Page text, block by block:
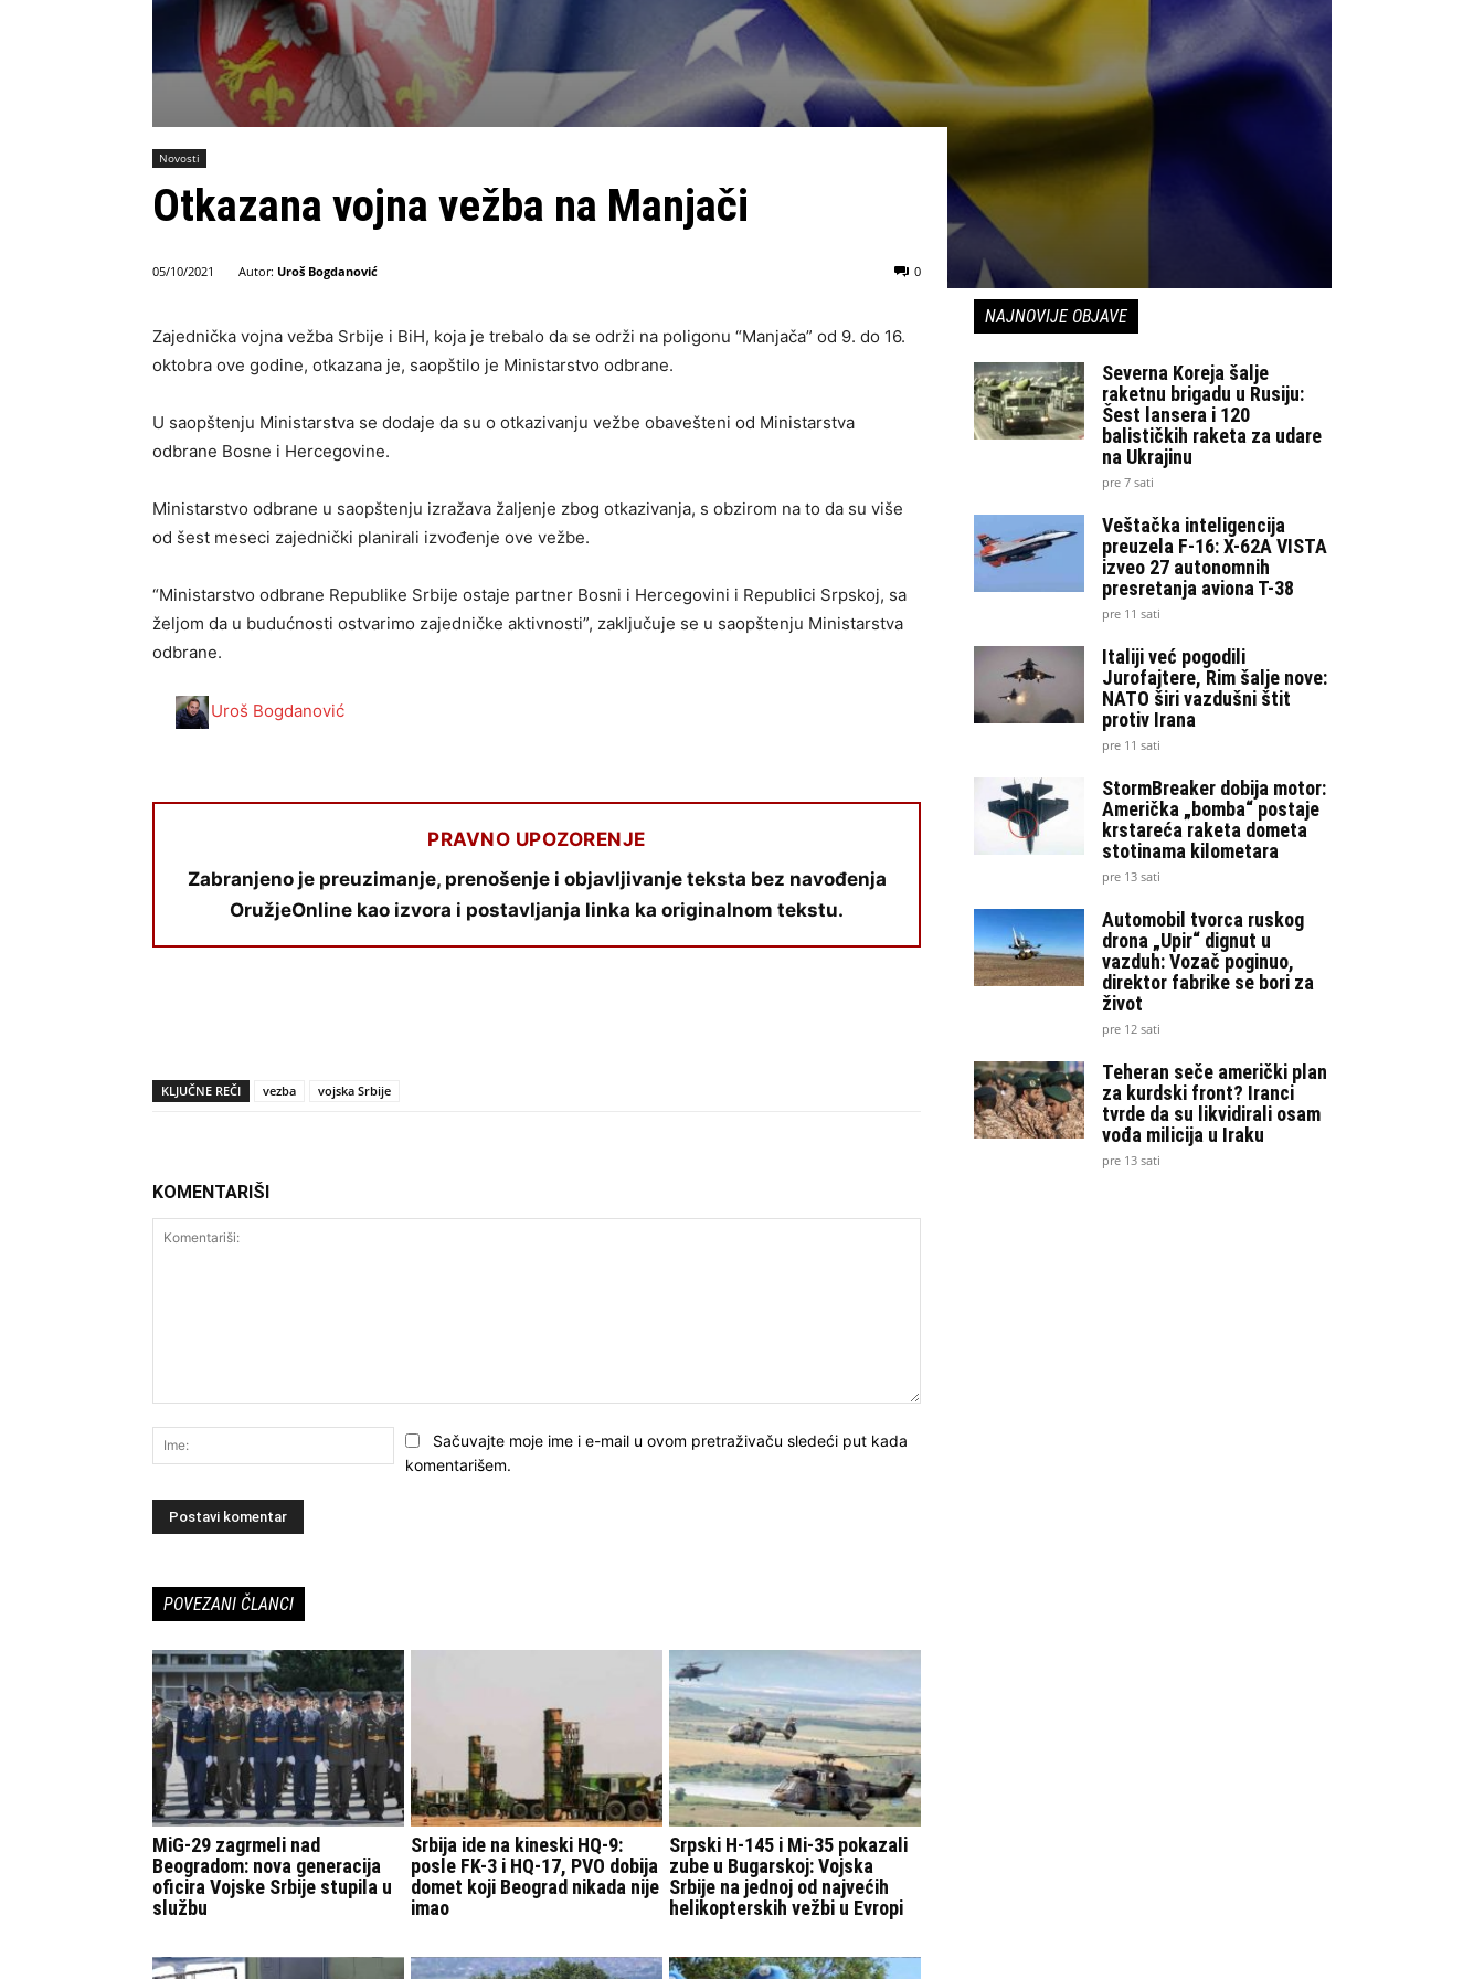
Novosti
Otkazana vojna vežba na Manjači
05/10/2021 Autor: Uroš Bogdanović 0
Zajednička vojna vežba Srbije i BiH, koja je trebalo da se održi na poligonu “Manjača” od 9. do 16.
oktobra ove godine, otkazana je, saopštilo je Ministarstvo odbrane.
U saopštenju Ministarstva se dodaje da su o otkazivanju vežbe obavešteni od Ministarstva
odbrane Bosne i Hercegovine.
Ministarstvo odbrane u saopštenju izražava žaljenje zbog otkazivanja, s obzirom na to da su više
od šest meseci zajednički planirali izvođenje ove vežbe.
“Ministarstvo odbrane Republike Srbije ostaje partner Bosni i Hercegovini i Republici Srpskoj, sa
željom da u budućnosti ostvarimo zajedničke aktivnosti”, zaključuje se u saopštenju Ministarstva
odbrane.
Uroš Bogdanović
PRAVNO UPOZORENJE
Zabranjeno je preuzimanje, prenošenje i objavljivanje teksta bez navođenja
OružjeOnline kao izvora i postavljanja linka ka originalnom tekstu.
KLJUČNE REČI vezba vojska Srbije
KOMENTARIŠI
Ime:
Sačuvajte moje ime i e-mail u ovom pretraživaču sledeći put kada
komentarišem.
POVEZANI ČLANCI
MiG-29 zagrmeli nad
Beogradom: nova generacija
oficira Vojske Srbije stupila u
službu
Srbija ide na kineski HQ-9:
posle FK-3 i HQ-17, PVO dobija
domet koji Beograd nikada nije
imao
Srpski H-145 i Mi-35 pokazali
zube u Bugarskoj: Vojska
Srbije na jednoj od najvećih
helikopterskih vežbi u Evropi
NAJNOVIJE OBJAVE
Severna Koreja šalje
raketnu brigadu u Rusiju:
Šest lansera i 120
balističkih raketa za udare
na Ukrajinu
pre 7 sati
Veštačka inteligencija
preuzela F-16: X-62A VISTA
izveo 27 autonomnih
presretanja aviona T-38
pre 11 sati
Italiji već pogodili
Jurofajtere, Rim šalje nove:
NATO širi vazdušni štit
protiv Irana
pre 11 sati
StormBreaker dobija motor:
Američka „bomba“ postaje
krstareća raketa dometa
stotinama kilometara
pre 13 sati
Automobil tvorca ruskog
drona „Upir“ dignut u
vazduh: Vozač poginuo,
direktor fabrike se bori za
život
pre 12 sati
Teheran seče američki plan
za kurdski front? Iranci
tvrde da su likvidirali osam
vođa milicija u Iraku
pre 13 sati